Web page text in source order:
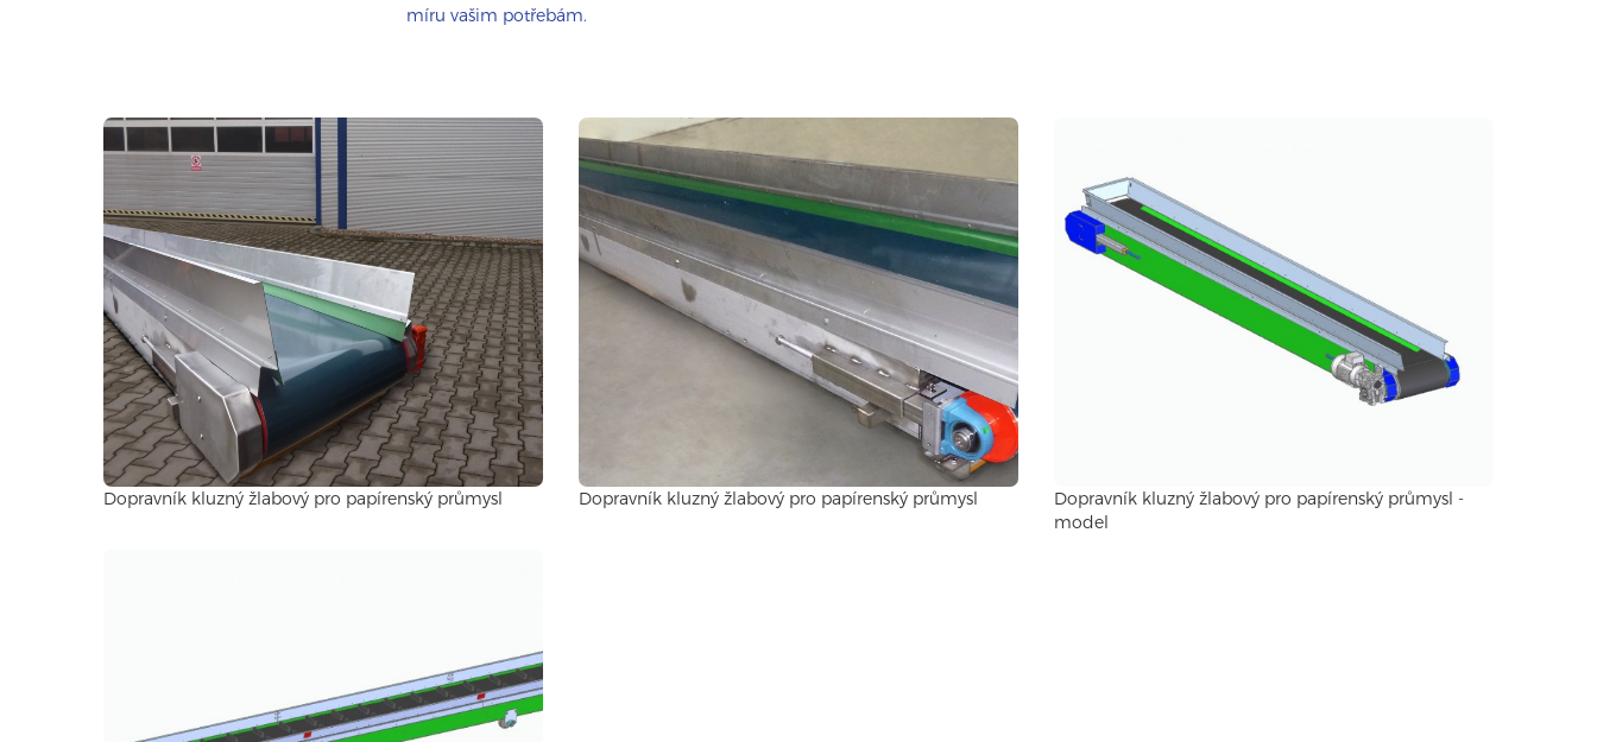
míru vašim potřebám.
Dopravník kluzný žlabový pro papírenský průmysl Dopravník kluzný žlabový pro papírenský průmysl
Dopravník kluzný žlabový pro papírenský průmysl -
model